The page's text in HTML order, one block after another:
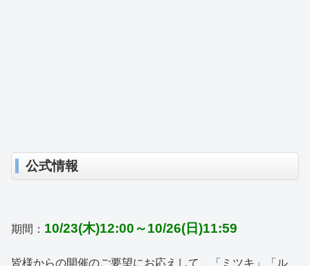
公式情報
期間： 10/23(木)12:00～10/26(日)11:59
皆様からの開催のご要望にお応えして、「ミツキ」「ル